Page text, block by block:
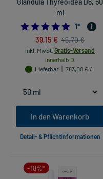
ml
5.0
1*
39,15 € 45,70 €
inkl. MwSt. Gratis-Versand
innerhalb D.
Lieferbar
783,00 € / l
In den Warenkorb
Detail- & Pflichtinformationen
-18%*